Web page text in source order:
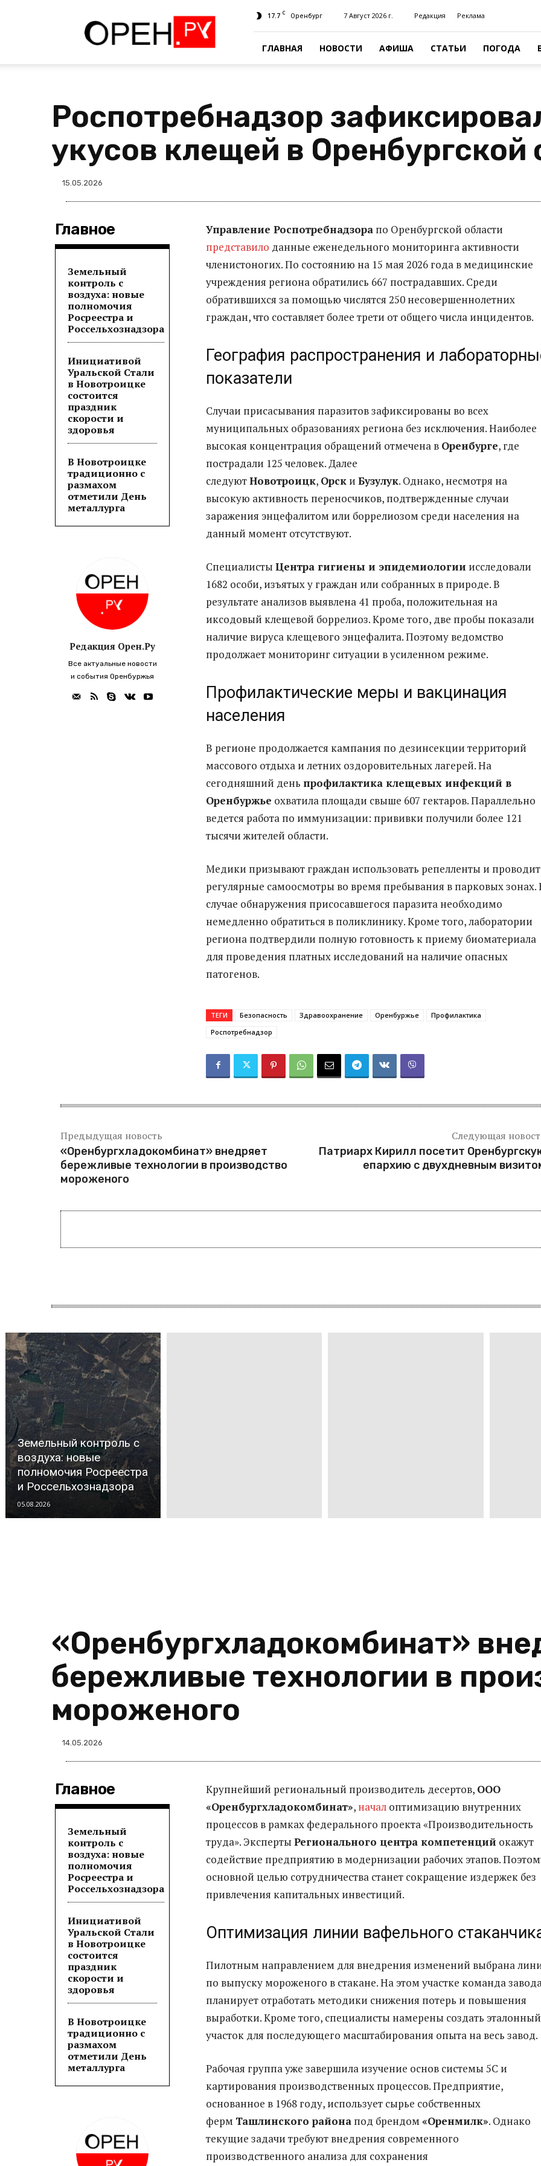
17.7 C Оренбург 7 Август 2026 г. Редакция Реклама
ГЛАВНАЯ НОВОСТИ АФИША СТАТЬИ ПОГОДА
Роспотребнадзор
укусов клещей в Оренбургской
15.05.2026
Главное
Земельный
контроль с
воздуха: новые
полномочия
Росреестра и
Россельхознадзора
Инициативой
Уральской Стали
в Новотроицке
состоится
праздник
скорости и
здоровья
В Новотроицке
традиционно с
размахом
отметили День
металлурга
Редакция Орен.Ру
Все актуальные новости
и события Оренбуржья
Управление Роспотребнадзора по Оренбургской области
представило данные еженедельного мониторинга активности
членистоногих. По состоянию на 15 мая 2026 года в медицинские
учреждения региона обратились 667 пострадавших. Среди
обратившихся за помощью числятся 250 несовершеннолетних
граждан, что составляет более трети от общего числа инцидентов.
География распространения и
показатели
Случаи присасывания паразитов зафиксированы во всех
муниципальных образованиях региона без исключения. Наиболее
высокая концентрация обращений отмечена в Оренбурге, где
пострадали 125 человек. Далее
следуютНовотроицк, Орск и Бузулук. Однако, несмотря на
высокую активность переносчиков, подтвержденные случаи
заражения энцефалитом или боррелиозом среди населения на
данный момент отсутствуют.
Специалисты Центра гигиены и эпидемиологии исследовали
1682 особи, изъятых у граждан или собранных в природе. В
результате анализов выявлена 41 проба, положительная на
иксодовый клещевой боррелиоз. Кроме того, две пробы показали
наличие вируса клещевого энцефалита. Поэтому ведомство
продолжает мониторинг ситуации в усиленном режиме.
Профилактические меры и вакцинация
населения
В регионе продолжается кампания по дезинсекции территорий
массового отдыха и летних оздоровительных лагерей. На
сегодняшний день профилактика клещевых инфекций в
Оренбуржье охватила площади свыше 607 гектаров. Параллельно
ведется работа по иммунизации: прививки получили более 121
тысячи жителей области.
Медики призывают граждан использовать репелленты и
регулярные самоосмотры во время пребывания в парковых зонах.
случае обнаружения присосавшегося паразита необходимо
немедленно обратиться в поликлинику. Кроме того, лаборатории
региона подтвердили полную готовность к приему биоматериала
для проведения платных исследований на наличие опасных
патогенов.
ТЕГИ Безопасность Здравоохранение Оренбуржье
Профилактика
Роспотребнадзор
Предыдущая новость
«Оренбургхладокомбинат» внедряет
бережливые технологии в производство
мороженого
Следующая
Патриарх Кирилл посетит
епархию с двухдневным
Земельный контроль с
воздуха: новые
полномочия Росреестра
и Россельхознадзора
05.08.2026